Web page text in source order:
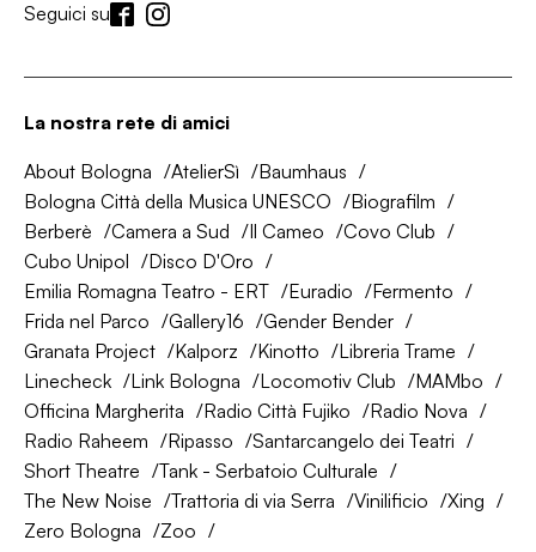
Seguici su
La nostra rete di amici
About Bologna AtelierSì
Baumhaus
Bologna Città della Musica UNESCO
Biografilm
Berberè
Camera a Sud Il Cameo
Covo Club
Cubo Unipol
Disco D'Oro
Emilia Romagna Teatro - ERT
Euradio
Fermento
Frida nel Parco
Gallery16
Gender Bender
Granata Project
Kalporz Kinotto
Libreria Trame
Linecheck
Link Bologna Locomotiv Club
MAMbo
Officina Margherita
Radio Città Fujiko
Radio Nova
Radio Raheem
Ripasso
Santarcangelo dei Teatri
Short Theatre
Tank - Serbatoio Culturale
The New Noise
Trattoria di via Serra Vinilificio
Xing
Zero Bologna
Zoo